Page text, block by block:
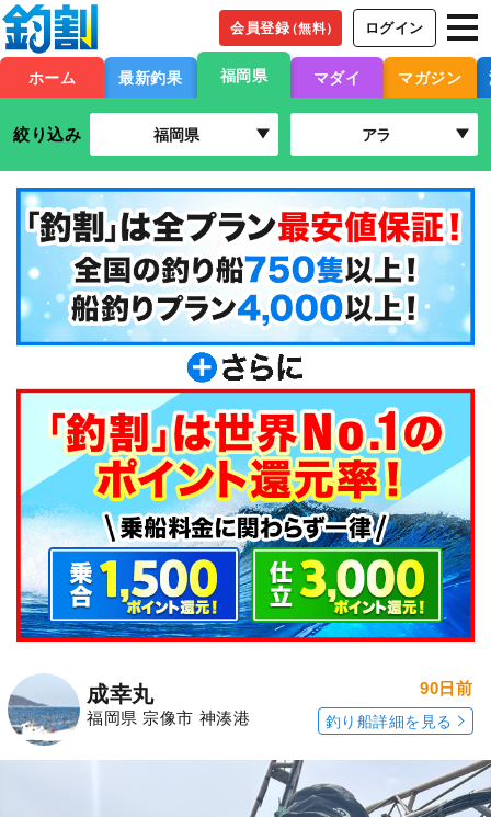
会員登録（無料） ログイン
ホーム 最新釣果 福岡県 マダイ マガジン
絞り込み 福岡県 アラ
成幸丸
福岡県 宗像市 神湊港
90日前
釣り船詳細を見る